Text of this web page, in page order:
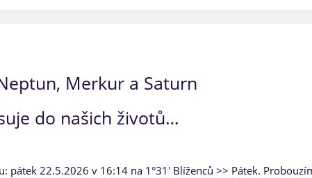
Merkur a Saturn
do našich životů…
pátek 22.5.2026 v 16:14 na 1°31' Blíženců >> Pátek.